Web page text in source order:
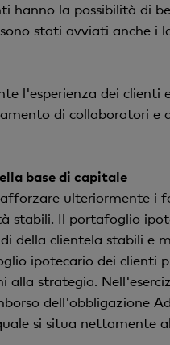
hanno la possibilità di
stati avviati anche i
l'esperienza dei clienti
di collaboratori
base di capitale
ulteriormente i
stabili. Il portafoglio
della clientela stabili e
ipotecario dei clienti
strategia.
dell'obbligazione
si situa